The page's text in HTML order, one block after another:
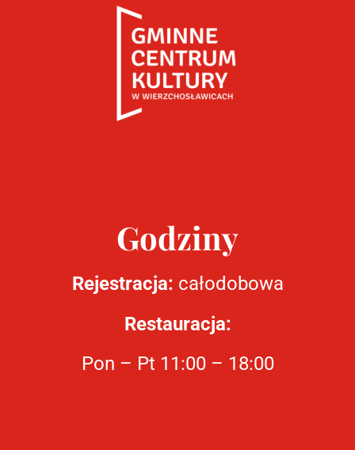
Godziny
Rejestracja: całodobowa
Restauracja:
Pon – Pt 11:00 – 18:00